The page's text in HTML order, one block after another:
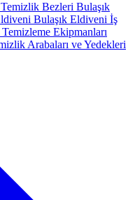
Temizlik Bezleri Bulaşık
Bulaşık Eldiveni İş
Ekipmanları
Arabaları ve Yedekleri